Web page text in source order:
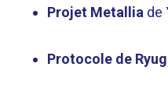
Projet Metallia de
Protocole de